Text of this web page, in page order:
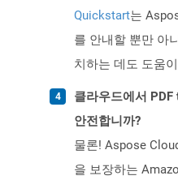
Quickstart는
를 안내할 뿐만 아
치하는 데도 도움
클라우드에서
안전합니까?
물론! Aspose
을 보장하는